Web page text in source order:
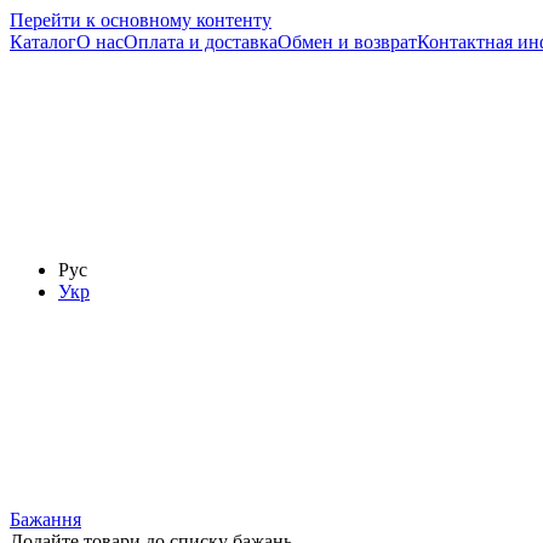
Перейти к основному контенту
КаталогО насОплата и доставкаОбмен и возвратКонтактная
Рус
Укр
Бажання